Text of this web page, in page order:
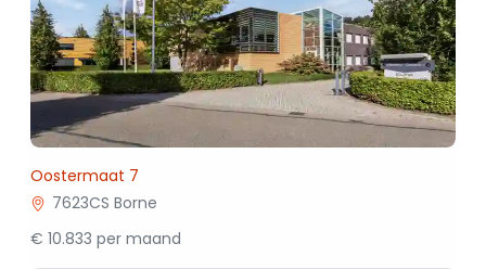
Oostermaat 7
7623CS Borne
€ 10.833 per maand